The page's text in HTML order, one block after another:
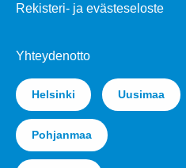
Rekisteri- ja evästeseloste
Yhteydenotto
Helsinki Uusimaa
Pohjanmaa